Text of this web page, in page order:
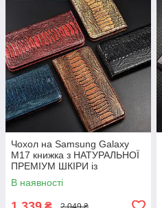
Чохол на Samsung Galaxy
M17 книжка з НАТУРАЛЬНОЇ
ПРЕМІУМ ШКІРИ із
підставкою протиударний
магнітний "REPTILE"
В наявності